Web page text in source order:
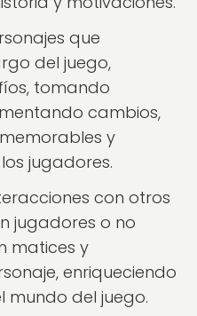
que
del juego,
tomando
cambios,
y
jugadores.
con otros
jugadores o no
matices y
enriqueciendo
mundo del juego.